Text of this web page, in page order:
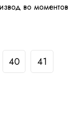
во моментов
40 41